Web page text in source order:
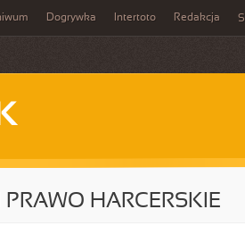
Dogrywka Intertoto Redakcja
HARCERSKIE